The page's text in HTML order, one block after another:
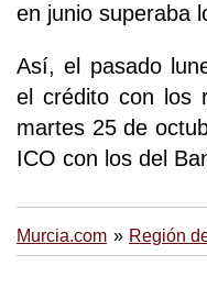
en junio superaba
Así, el pasado
el crédito con los
martes 25 de
ICO con los del
Murcia.com Región